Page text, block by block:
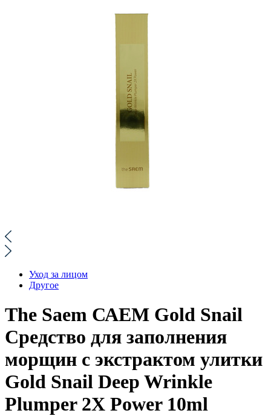
Уход за лицом
Другое
The Saem САЕМ Gold Snail
Средство для заполнения
морщин с экстрактом улитки
Gold Snail Deep Wrinkle
Plumper 2X Power 10ml